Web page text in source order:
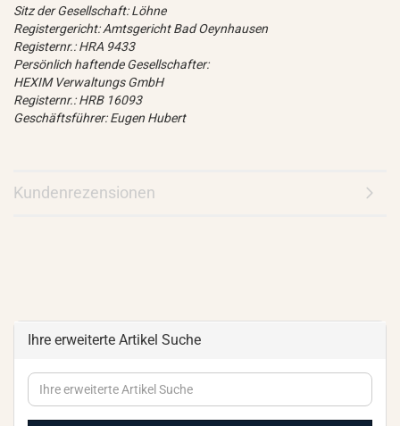
Sitz der Gesellschaft: Löhne
Registergericht: Amtsgericht Bad Oeynhausen
Registernr.: HRA 9433
Persönlich haftende Gesellschafter:
HEXIM Verwaltungs GmbH
Registernr.: HRB 16093
Geschäftsführer: Eugen Hubert
Kundenrezensionen
Ihre erweiterte Artikel Suche
Ihre
erweiterte